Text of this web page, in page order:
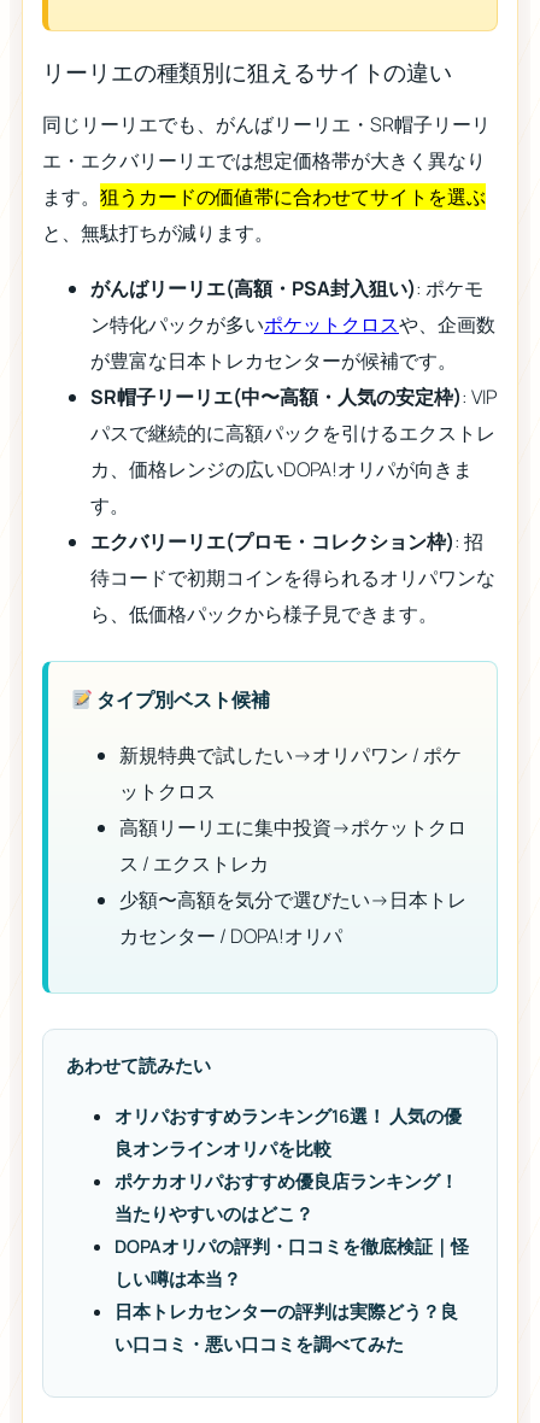
リーリエの種類別に狙えるサイトの違い
同じリーリエでも、がんばリーリエ・SR帽子リーリ
エ・エクバリーリエでは想定価格帯が大きく異なり
ます。 狙うカードの価値帯に合わせてサイトを選ぶ
と、無駄打ちが減ります。
がんばリーリエ(高額・PSA封入狙い): ポケモ
ン特化パックが多いポケットクロスや、企画数
が豊富な日本トレカセンターが候補です。
SR帽子リーリエ(中〜高額・人気の安定枠): VIP
パスで継続的に高額パックを引けるエクストレ
カ、価格レンジの広いDOPA!オリパが向きま
す。
エクバリーリエ(プロモ・コレクション枠): 招
待コードで初期コインを得られるオリパワンな
ら、低価格パックから様子見できます。
タイプ別ベスト候補
新規特典で試したい→オリパワン / ポケ
ットクロス
高額リーリエに集中投資→ポケットクロ
ス / エクストレカ
少額〜高額を気分で選びたい→日本トレ
カセンター / DOPA!オリパ
あわせて読みたい
オリパおすすめランキング16選！ 人気の優
良オンラインオリパを比較
ポケカオリパおすすめ優良店ランキング！
当たりやすいのはどこ？
DOPAオリパの評判・口コミを徹底検証｜怪
しい噂は本当？
日本トレカセンターの評判は実際どう？良
い口コミ・悪い口コミを調べてみた